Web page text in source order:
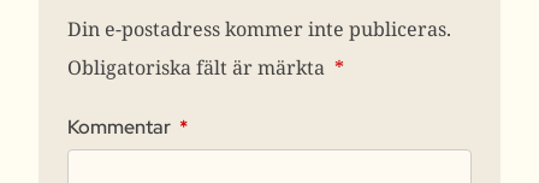
Din e-postadress kommer inte publiceras.
Obligatoriska fält är märkta *
Kommentar *